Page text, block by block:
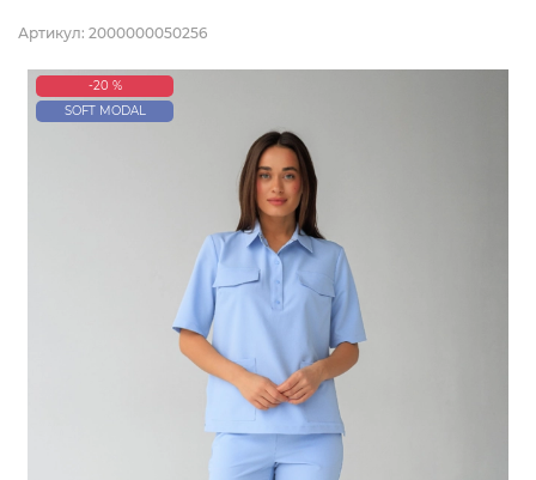
Артикул: 2000000050256
-20 %
SOFT MODAL